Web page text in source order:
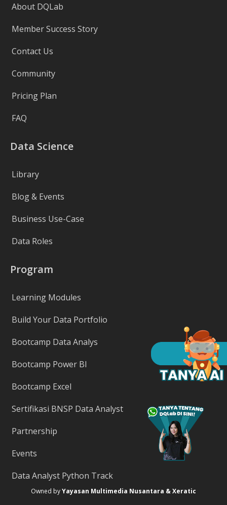
About DQLab
Member Success Story
Contact Us
Community
Pricing Plan
FAQ
Data Science
Library
Blog & Events
Business Use-Case
Data Roles
Program
Learning Modules
Build Your Data Portfolio
Bootcamp Data Analys
Bootcamp Power BI
Bootcamp Excel
Sertifikasi BNSP Data Analyst
Partnership
Events
Data Analyst Python Track
Owned byYayasan Multimedia Nusantara & Xeratic